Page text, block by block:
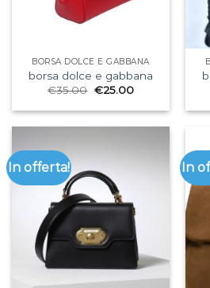
BORSA DOLCE E GABBANA
borsa dolce e gabbana
€35.00 €25.00
In offerta! In